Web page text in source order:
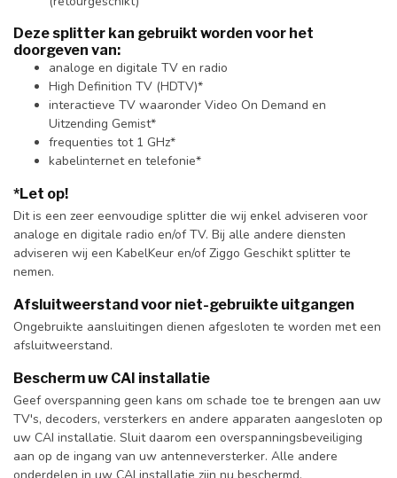
Deze splitter kan gebruikt worden voor het
doorgeven van:
analoge en digitale TV en radio
High Definition TV (HDTV)*
interactieve TV waaronder Video On Demand en
Uitzending Gemist*
frequenties tot 1 GHz*
kabelinternet en telefonie*
*Let op!
Dit is een zeer eenvoudige splitter die wij enkel adviseren voor
analoge en digitale radio en/of TV. Bij alle andere diensten
adviseren wij een KabelKeur en/of Ziggo Geschikt splitter te
nemen.
Afsluitweerstand voor niet-gebruikte uitgangen
Ongebruikte aansluitingen dienen afgesloten te worden met een
afsluitweerstand.
Bescherm uw CAI installatie
Geef overspanning geen kans om schade toe te brengen aan uw
TV's, decoders, versterkers en andere apparaten aangesloten op
uw CAI installatie. Sluit daarom een overspanningsbeveiliging
aan op de ingang van uw antenneversterker. Alle andere